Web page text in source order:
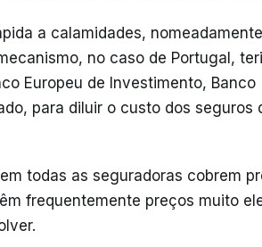
a calamidades,
no caso de Portugal,
Europeu de Investimento, Banco
para diluir o custo dos seguros
todas as seguradoras cobrem
frequentemente preços muito